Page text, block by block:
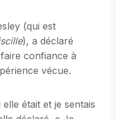
(qui est
), a déclaré
faire confiance à
vécue.
était et je sentais